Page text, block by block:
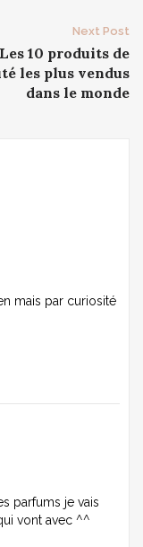
Next Post
Les 10 produits de
les plus vendus
dans le monde
mais par curiosité
parfums je vais
vont avec ^^